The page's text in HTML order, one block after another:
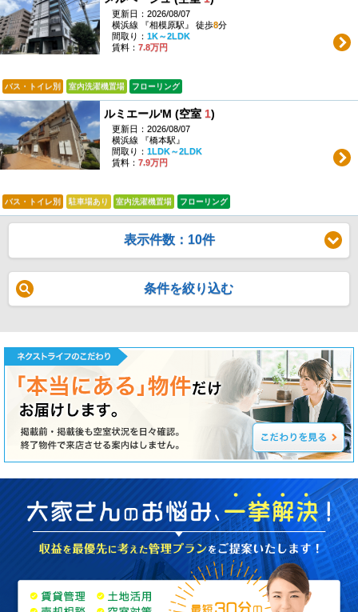
更新日：2026/08/07
横浜線 『相模原駅』 徒歩8分
間取り： 1K～2LDK
賃料： 7.8万円
バス・トイレ別 室内洗濯機置場 フローリング
ルミエール'M (空室 1)
更新日：2026/08/07
横浜線 『橋本駅』
間取り： 1LDK～2LDK
賃料： 7.9万円
バス・トイレ別 駐車場あり 室内洗濯機置場 フローリング
表示件数：10件
条件を絞り込む